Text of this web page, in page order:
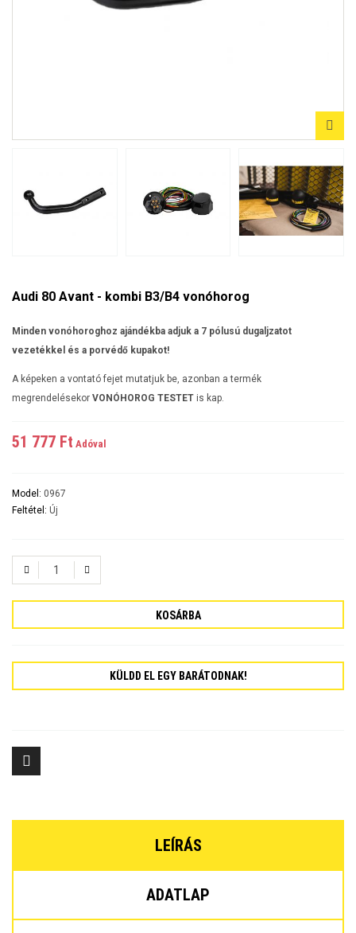
Audi 80 Avant - kombi B3/B4 vonóhorog
Minden vonóhoroghoz ajándékba adjuk a 7 pólusú dugaljzatot
vezetékkel és a porvédő kupakot!
A képeken a vontató fejet mutatjuk be, azonban a termék
megrendelésekor VONÓHOROG TESTET is kap.
51 777 Ft‎ Adóval
Model: 0967
Feltétel: Új
KOSÁRBA
KÜLDD EL EGY BARÁTODNAK!
LEÍRÁS
ADATLAP